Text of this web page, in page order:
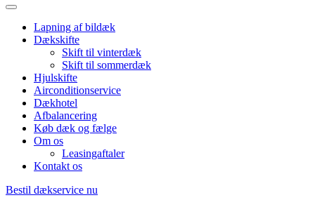
Lapning af bildæk
Dækskifte
Skift til vinterdæk
Skift til sommerdæk
Hjulskifte
Airconditionservice
Dækhotel
Afbalancering
Køb dæk og fælge
Om os
Leasingaftaler
Kontakt os
Bestil dækservice nu